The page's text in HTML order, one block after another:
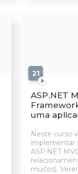
21aulas
ASP.NET
uma
Neste curso
implementar
ASP.NET
muitos).